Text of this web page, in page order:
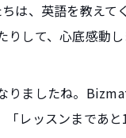
は、英語を教え
して、心底感動し
ましたね。
レッスンまであ